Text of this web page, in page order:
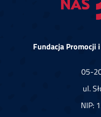
Fundacja Promocji
05-
ul.
NIP: